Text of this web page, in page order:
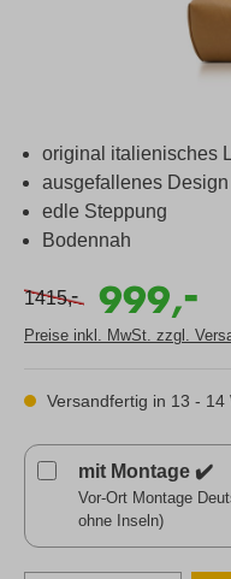
original italienisches
ausgefallenes Design
edle Steppung
Bodennah
1415,- 999,
-
Preise inkl. MwSt. zzgl.
Versandfertig in 13 - 14
mit Montage ✔️
Vor-Ort Montage
ohne Inseln)